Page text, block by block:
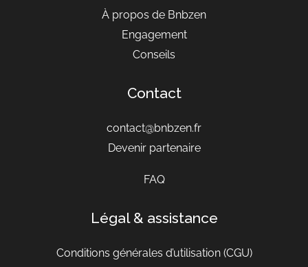
À propos de Bnbzen
Engagement
Conseils
Contact
contact@bnbzen.fr
Devenir partenaire
FAQ
Légal & assistance
Conditions générales d’utilisation(CGU)